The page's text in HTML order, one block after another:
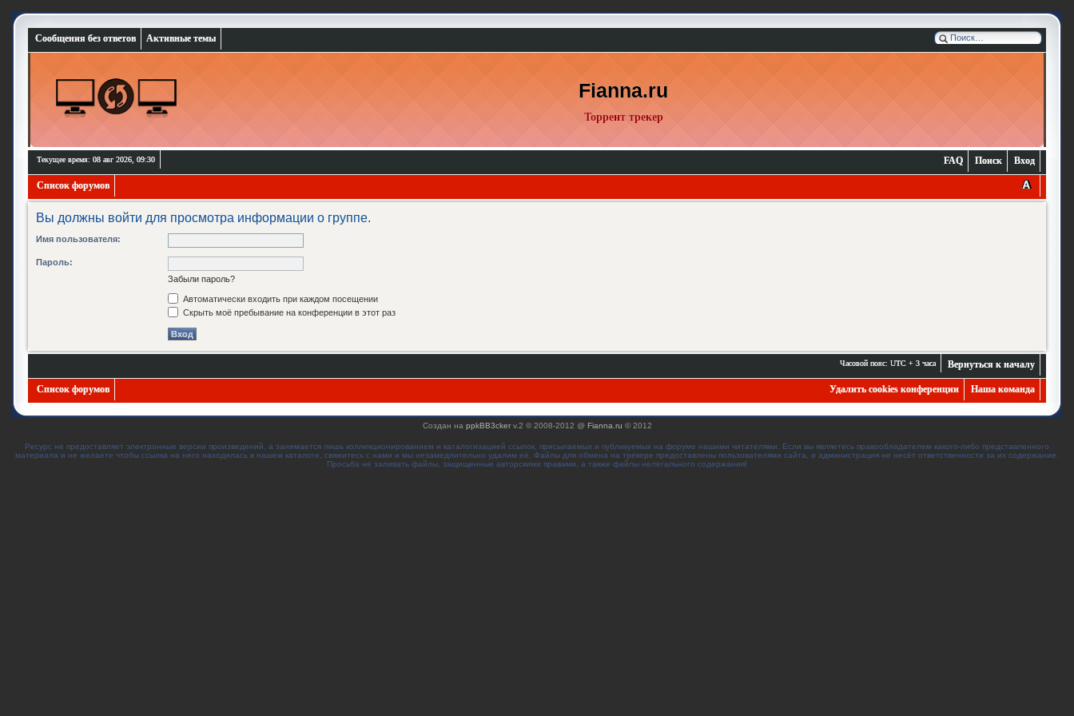
Сообщения без ответов Активные темы
Fianna.ru
Торрент трекер
Текущее время: 08 авг 2026, 09:30 Вход
Поиск
FAQ
Список форумов
Вы должны войти для просмотра информации о группе.
Имя пользователя:
Пароль:
Забыли пароль?
Автоматически входить при каждом посещении
Скрыть моё пребывание на конференции в этот раз
Вернуться к началу
Часовой пояс: UTC + 3 часа
Список форумов Наша команда
Удалить cookies конференции
Создан на ppkBB3ckerv.2 © 2008-2012 @ Fianna.ru © 2012
Ресурс не предоставляет электронные версии произведений, а занимается лишь коллекционированием и каталогизацией ссылок, присылаемых и публикуемых на форуме нашими читателями. Если вы являетесь правообладателем какого-либо представленного
материала и не желаете чтобы ссылка на него находилась в нашем каталоге, свяжитесь с нами и мы незамедлительно удалим её. Файлы для обмена на трекере предоставлены пользователями сайта, и администрация не несёт ответственности за их содержание.
Просьба не заливать файлы, защищенные авторскими правами, а также файлы нелегального содержания!